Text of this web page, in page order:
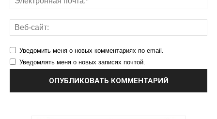
Уведомить меня о новых комментариях по email.
Уведомлять меня о новых записях почтой.